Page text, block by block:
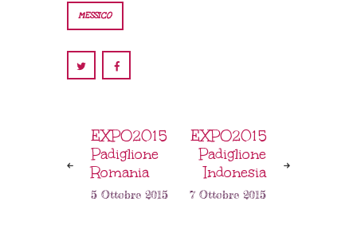
MESSICO
EXPO2015
Padiglione
Romania
5 Ottobre 2015
EXPO2015
Padiglione
Indonesia
7 Ottobre 2015